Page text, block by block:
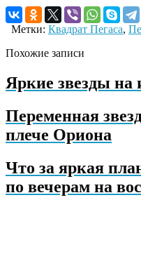
Метки: Квадрат Пегаса,
Похожие записи
Яркие звезды на
Переменная
плече Ориона
Что за яркая
по вечерам на